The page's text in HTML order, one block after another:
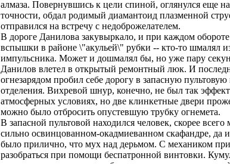
алмаза. Повернувшись к цели спиной, оглянулся еще
точности, обдал родимый диамантоид плазменной
отправился на встречу с недоброжелателем.
В дороге Данилова закувыркало, и при каждом
вспышки в районе \"акульей\" рубки -- кто-то шмалял
импульсника. Может и дошмалял бы, но уже пару
Данилов влетел в открытый ремонтный люк. И
огнезарядом пробил себе дорогу в запасную
отделения. Вихревой шнур, конечно, не был так
атмосферных условиях, но две клинкетные двери
можно было отбросить опустевшую трубку огнемета.
В запасной пультовой находился человек, скорее всего
сильно освинцованном-окадмиеванном скафандре, да и
было прилично, что мух над дерьмом. С механиком
разобраться при помощи беспатронной винтовки.